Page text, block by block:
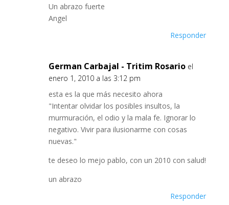
Un abrazo fuerte
Angel
Responder
German Carbajal - Tritim Rosario el
enero 1, 2010 a las 3:12 pm
esta es la que más necesito ahora
"Intentar olvidar los posibles insultos, la
murmuración, el odio y la mala fe. Ignorar lo
negativo. Vivir para ilusionarme con cosas
nuevas."
te deseo lo mejo pablo, con un 2010 con salud!
un abrazo
Responder